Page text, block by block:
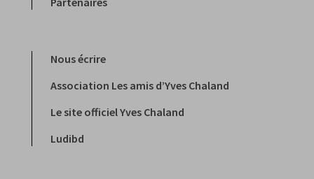
Nous écrire
Association Les amis d’Yves Chaland
Le site officiel Yves Chaland
Ludibd